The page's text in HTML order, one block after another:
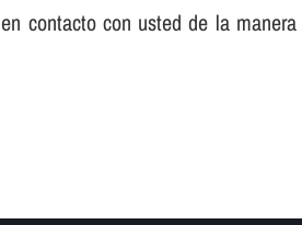
contacto con usted de la